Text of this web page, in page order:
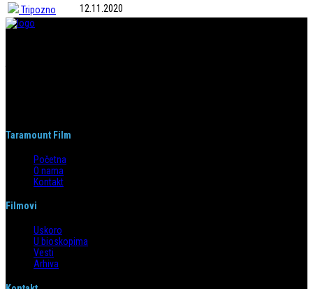
Tripozno
12.11.2020
Taramount Film
Početna
O nama
Kontakt
Filmovi
Uskoro
U bioskopima
Vesti
Arhiva